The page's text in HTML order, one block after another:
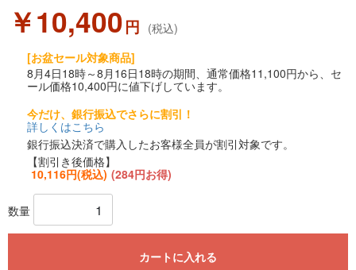
￥10,400円 (税込)
[お盆セール対象商品]
8月4日18時～8月16日18時の期間、通常価格11,100円から、セ
ール価格10,400円に値下げしています。
今だけ、銀行振込でさらに割引！
詳しくはこちら
銀行振込決済で購入したお客様全員が割引対象です。
【割引き後価格】
10,116円(税込) (284円お得)
数量
カートに入れる